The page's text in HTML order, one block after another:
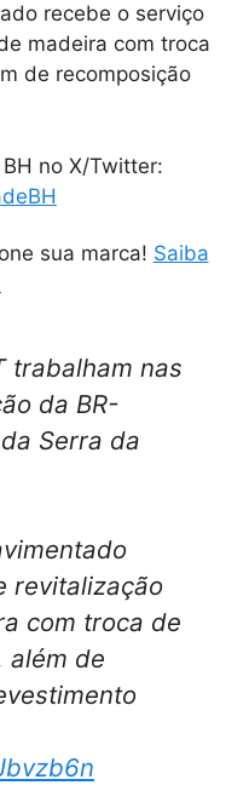
recebe o serviço
madeira com troca
de recomposição
no X/Twitter:
sua marca! Saiba
trabalham nas
da BR-
Serra da
revitalização
com troca de
além de